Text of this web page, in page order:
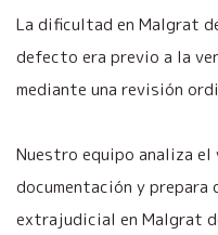
La dificultad en Malgrat
defecto era previo a la
mediante una revisión
Nuestro equipo analiza el
documentación y prepara
extrajudicial en Malgrat